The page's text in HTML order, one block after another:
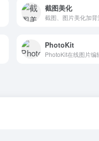
截图美化
截图、图片美化加
PhotoKit
PhotoKit在线图片编